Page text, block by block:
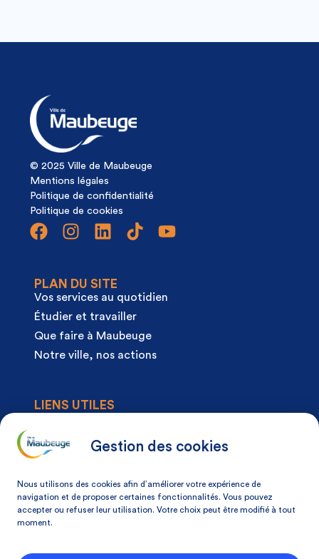
Gestion des cookies
Nous utilisons des cookies afin d’améliorer votre expérience de
navigation et de proposer certaines fonctionnalités. Vous pouvez
accepter ou refuser leur utilisation. Votre choix peut être modifié à tout
moment.
© 2025 Ville de Maubeuge
Mentions légales
Politique de confidentialité
Politique de cookies
PLAN DU SITE
Vos services au quotidien
Étudier et travailler
Que faire à Maubeuge
Notre ville, nos actions
LIENS UTILES
Actualités
Articles à la une
Mon espace citoyen
Mon avis, ma ville